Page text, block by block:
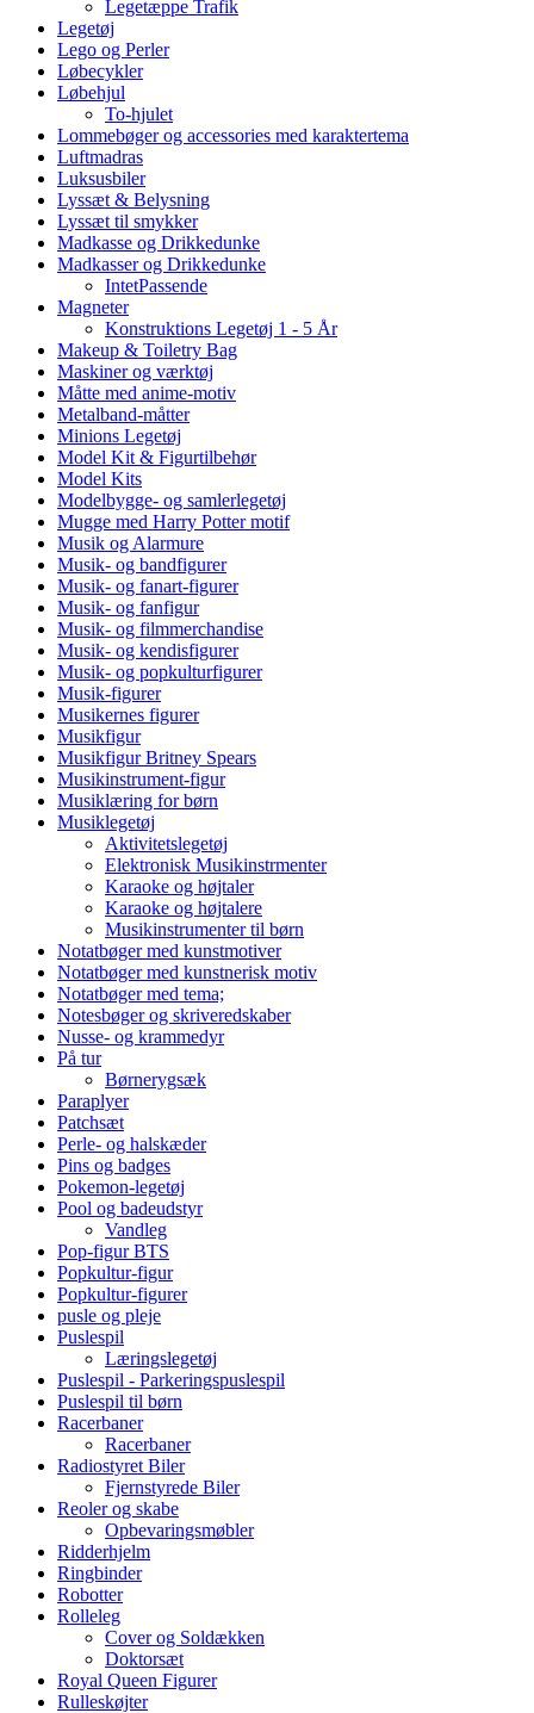
Legetæppe Trafik
Legetøj
Lego og Perler
Løbecykler
Løbehjul
To-hjulet
Lommebøger og accessories med karaktertema
Luftmadras
Luksusbiler
Lyssæt & Belysning
Lyssæt til smykker
Madkasse og Drikkedunke
Madkasser og Drikkedunke
IntetPassende
Magneter
Konstruktions Legetøj 1 - 5 År
Makeup & Toiletry Bag
Maskiner og værktøj
Måtte med anime-motiv
Metalband-måtter
Minions Legetøj
Model Kit & Figurtilbehør
Model Kits
Modelbygge- og samlerlegetøj
Mugge med Harry Potter motif
Musik og Alarmure
Musik- og bandfigurer
Musik- og fanart-figurer
Musik- og fanfigur
Musik- og filmmerchandise
Musik- og kendisfigurer
Musik- og popkulturfigurer
Musik-figurer
Musikernes figurer
Musikfigur
Musikfigur Britney Spears
Musikinstrument-figur
Musiklæring for børn
Musiklegetøj
Aktivitetslegetøj
Elektronisk Musikinstrmenter
Karaoke og højtaler
Karaoke og højtalere
Musikinstrumenter til børn
Notatbøger med kunstmotiver
Notatbøger med kunstnerisk motiv
Notatbøger med tema;
Notesbøger og skriveredskaber
Nusse- og krammedyr
På tur
Børnerygsæk
Paraplyer
Patchsæt
Perle- og halskæder
Pins og badges
Pokemon-legetøj
Pool og badeudstyr
Vandleg
Pop-figur BTS
Popkultur-figur
Popkultur-figurer
pusle og pleje
Puslespil
Læringslegetøj
Puslespil - Parkeringspuslespil
Puslespil til børn
Racerbaner
Racerbaner
Radiostyret Biler
Fjernstyrede Biler
Reoler og skabe
Opbevaringsmøbler
Ridderhjelm
Ringbinder
Robotter
Rolleleg
Cover og Soldækken
Doktorsæt
Royal Queen Figurer
Rulleskøjter